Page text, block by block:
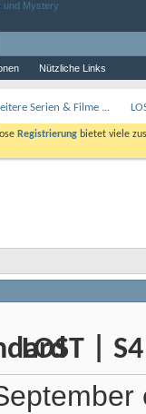
Nützliche Links
Serien & Filme ...
Registrierung bietet viele
LOST |